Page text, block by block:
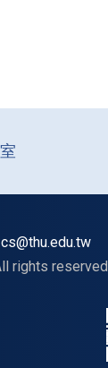
rights reserved